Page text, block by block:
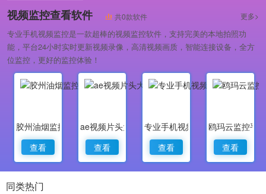
专业做婚礼策划的软件
视频监控查看软件 共0款软件 更多>
专业手机视频监控是一款超棒的视频监控软件，支持完美的本地拍照功
能，平台24小时实时更新视频录像，高清视频画质，智能连接设备，全方
位监控，更好的监控体验！
胶州油烟监控
查看
ae视频片头大师
查看
专业手机视频监控
查看
鸥玛云监控平
查看
同类热门